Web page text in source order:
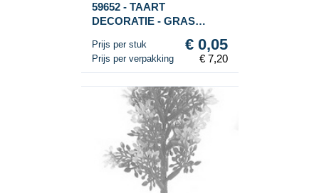
59652 - TAART
DECORATIE - GRAS
Prijs per stuk € 0,05
Prijs per verpakking € 7,20